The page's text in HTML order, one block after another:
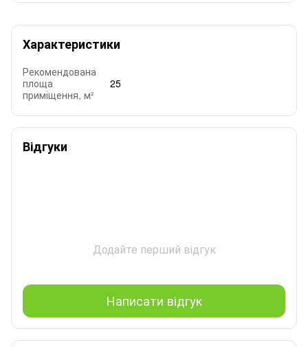
Характеристики
Рекомендована
площа
приміщення, м²
25
Відгуки
Додайте перший відгук
Написати відгук